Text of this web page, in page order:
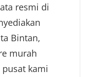
resmi di
Bintan,
murah
kami